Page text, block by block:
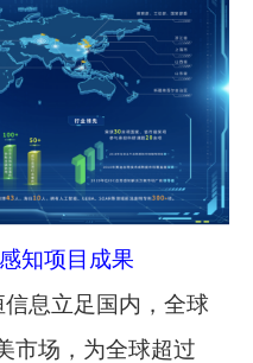
项目成果
息立足国内，全球
市场，为全球超过